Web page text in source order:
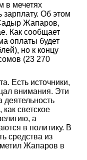
в мечетях
зарплату. Об этом
Жапаров,
Как сообщает
оплаты будет
но к концу
(23 270
Есть источники,
внимания. Эти
деятельность
светское
а
в политику. В
средства из
Жапаров в